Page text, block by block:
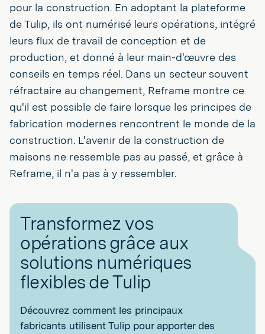
pour la construction. En adoptant la plateforme
de Tulip, ils ont numérisé leurs opérations, intégré
leurs flux de travail de conception et de
production, et donné à leur main-d'œuvre des
conseils en temps réel. Dans un secteur souvent
réfractaire au changement, Reframe montre ce
qu'il est possible de faire lorsque les principes de
fabrication modernes rencontrent le monde de la
construction. L'avenir de la construction de
maisons ne ressemble pas au passé, et grâce à
Reframe, il n'a pas à y ressembler.
Transformez vos
opérations grâce aux
solutions numériques
flexibles de Tulip
Découvrez comment les principaux
fabricants utilisent Tulip pour apporter des